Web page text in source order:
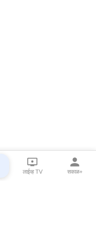
लाईव्ह TV सकाळ+